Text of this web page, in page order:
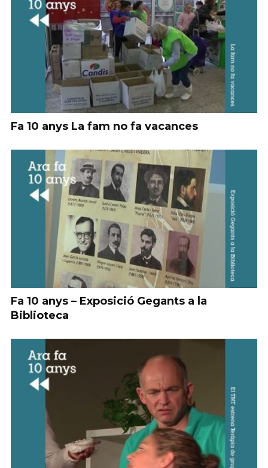
Fa 10 anys La fam no fa vacances
Fa 10 anys – Exposició Gegants a la
Biblioteca